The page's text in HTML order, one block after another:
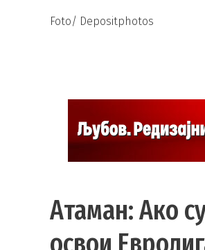
Foto/ Depositphotos
Атаман: Ако